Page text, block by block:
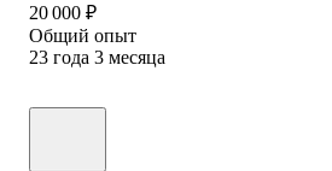
20 000 ₽
Общий опыт
23 года 3 месяца